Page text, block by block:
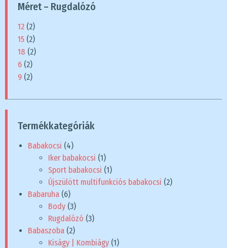
Méret – Rugdalózó
12 (2)
15 (2)
18 (2)
6 (2)
9 (2)
Termékkategóriák
Babakocsi (4)
Iker babakocsi (1)
Sport babakocsi (1)
Újszülött multifunkciós babakocsi (2)
Babaruha (6)
Body (3)
Rugdalózó (3)
Babaszoba (2)
Kiságy | Kombiágy (1)